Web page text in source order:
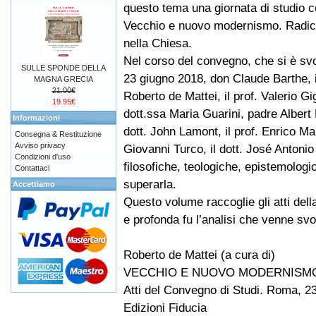
questo tema una giornata di studio
Vecchio e nuovo modernismo.
nella Chiesa.
Nel corso del convegno, che si è
23 giugno 2018, don Claude Barthe,
Roberto de Mattei, il prof. Valerio
dott.ssa Maria Guarini, padre Albert
dott. John Lamont, il prof. Enrico
Giovanni Turco, il dott. José
filosofiche, teologiche,
superarla.
Questo volume raccoglie gli atti
e profonda fu l’analisi che venne
Roberto de Mattei (a cura di)
VECCHIO E NUOVO
Atti del Convegno di Studi. Roma,
Edizioni Fiducia
SULLE SPONDE DELLA
MAGNA GRECIA
21.00€
19.95€
Informazioni
Consegna & Restituzione
Avviso privacy
Condizioni d'uso
Contattaci
Accettiamo